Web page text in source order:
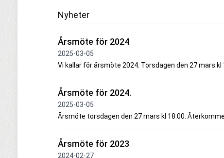
Nyheter
Årsmöte för 2024
2025-03-05
Vi kallar för årsmöte 2024. Torsdagen den 27 mars kl
Årsmöte för 2024.
2025-03-05
Årsmöte torsdagen den 27 mars kl 18:00.
Årsmöte för 2023
2024-02-27